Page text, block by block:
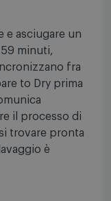
e asciugare un
minuti,
fra
to Dry prima
il processo di
trovare pronta
è